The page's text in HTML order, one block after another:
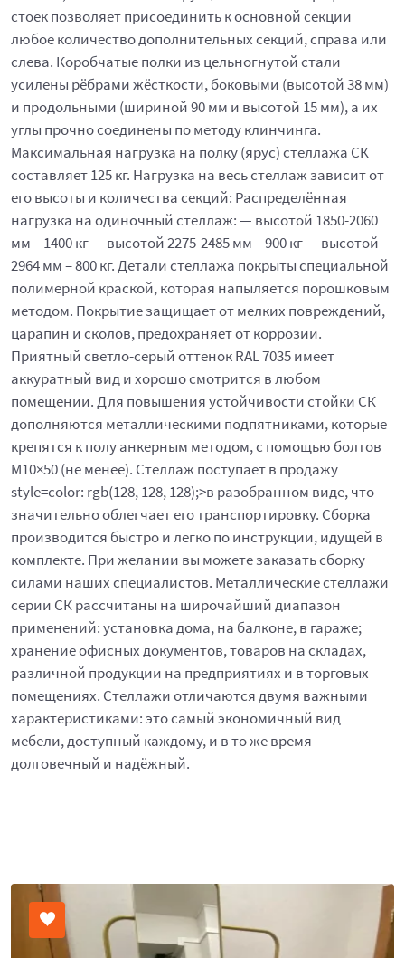
стоек позволяет присоединить к основной секции
любое количество дополнительных секций, справа или
слева. Коробчатые полки из цельногнутой стали
усилены рёбрами жёсткости, боковыми (высотой 38 мм)
и продольными (шириной 90 мм и высотой 15 мм), а их
углы прочно соединены по методу клинчинга.
Максимальная нагрузка на полку (ярус) стеллажа СК
составляет 125 кг. Нагрузка на весь стеллаж зависит от
его высоты и количества секций: Распределённая
нагрузка на одиночный стеллаж: — высотой 1850-2060
мм – 1400 кг — высотой 2275-2485 мм – 900 кг — высотой
2964 мм – 800 кг. Детали стеллажа покрыты специальной
полимерной краской, которая напыляется порошковым
методом. Покрытие защищает от мелких повреждений,
царапин и сколов, предохраняет от коррозии.
Приятный светло-серый оттенок RAL 7035 имеет
аккуратный вид и хорошо смотрится в любом
помещении. Для повышения устойчивости стойки СК
дополняются металлическими подпятниками, которые
крепятся к полу анкерным методом, с помощью болтов
М10×50 (не менее). Стеллаж поступает в продажу
style=color: rgb(128, 128, 128);>в разобранном виде, что
значительно облегчает его транспортировку. Сборка
производится быстро и легко по инструкции, идущей в
комплекте. При желании вы можете заказать сборку
силами наших специалистов. Металлические стеллажи
серии СК рассчитаны на широчайший диапазон
применений: установка дома, на балконе, в гараже;
хранение офисных документов, товаров на складах,
различной продукции на предприятиях и в торговых
помещениях. Стеллажи отличаются двумя важными
характеристиками: это самый экономичный вид
мебели, доступный каждому, и в то же время –
долговечный и надёжный.